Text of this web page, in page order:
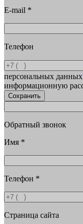
E-mail *
Телефон
персональных данных
информационную
Сохранить
Обратный звонок
Имя *
Телефон *
Страница сайта